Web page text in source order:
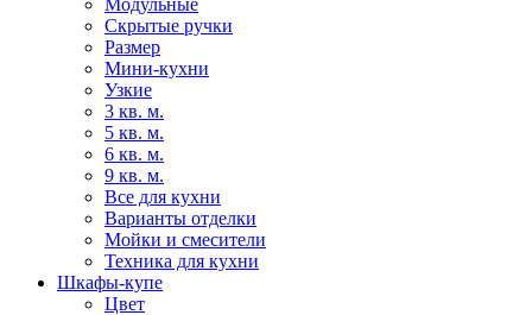
Модульные
Скрытые ручки
Размер
Мини-кухни
Узкие
3 кв. м.
5 кв. м.
6 кв. м.
9 кв. м.
Все для кухни
Варианты отделки
Мойки и смесители
Техника для кухни
Шкафы-купе
Цвет